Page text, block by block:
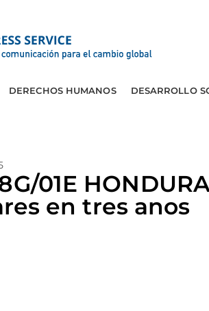
DERECHOS HUMANOS DESARROLLO
01E
en tres anos